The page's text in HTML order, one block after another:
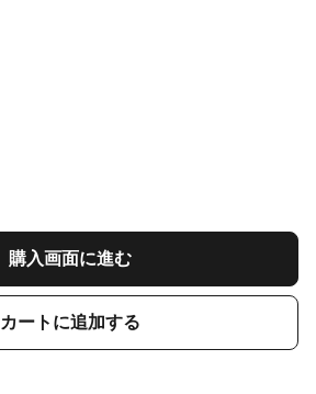
購入画面に進む
カートに追加する